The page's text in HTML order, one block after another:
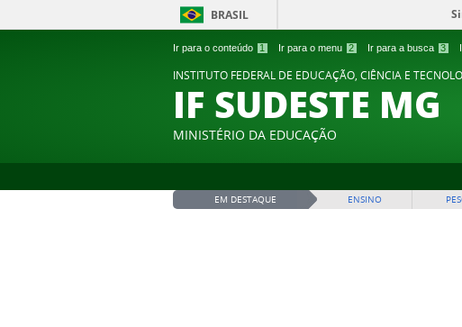
Ir para o conteúdo 1 Ir para o menu 2 Ir para a busca 3
BRASIL
INSTITUTO FEDERAL DE EDUCAÇÃO, CIÊNCIA E
IF SUDESTE MG
MINISTÉRIO DA EDUCAÇÃO
EM DESTAQUE ENSINO